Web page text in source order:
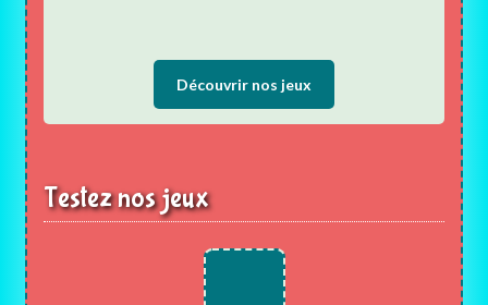
Découvrir nos jeux
Testez nos jeux